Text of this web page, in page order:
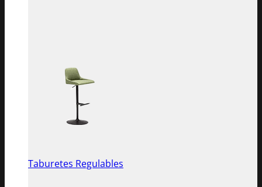
Taburetes Regulables